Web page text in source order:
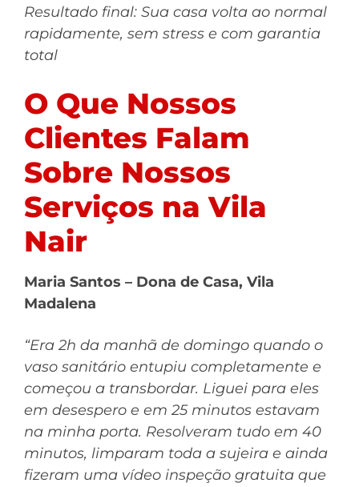
Resultado final: Sua casa volta ao normal
rapidamente, sem stress e com garantia
total
O Que Nossos
Clientes Falam
Sobre Nossos
Serviços na Vila
Nair
Maria Santos – Dona de Casa, Vila
Madalena
“Era 2h da manhã de domingo quando o
vaso sanitário entupiu completamente e
começou a transbordar. Liguei para eles
em desespero e em 25 minutos estavam
na minha porta. Resolveram tudo em 40
minutos, limparam toda a sujeira e ainda
fizeram uma vídeo inspeção gratuita que